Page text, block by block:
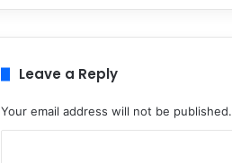
Leave a Reply
Your email address will not be published.